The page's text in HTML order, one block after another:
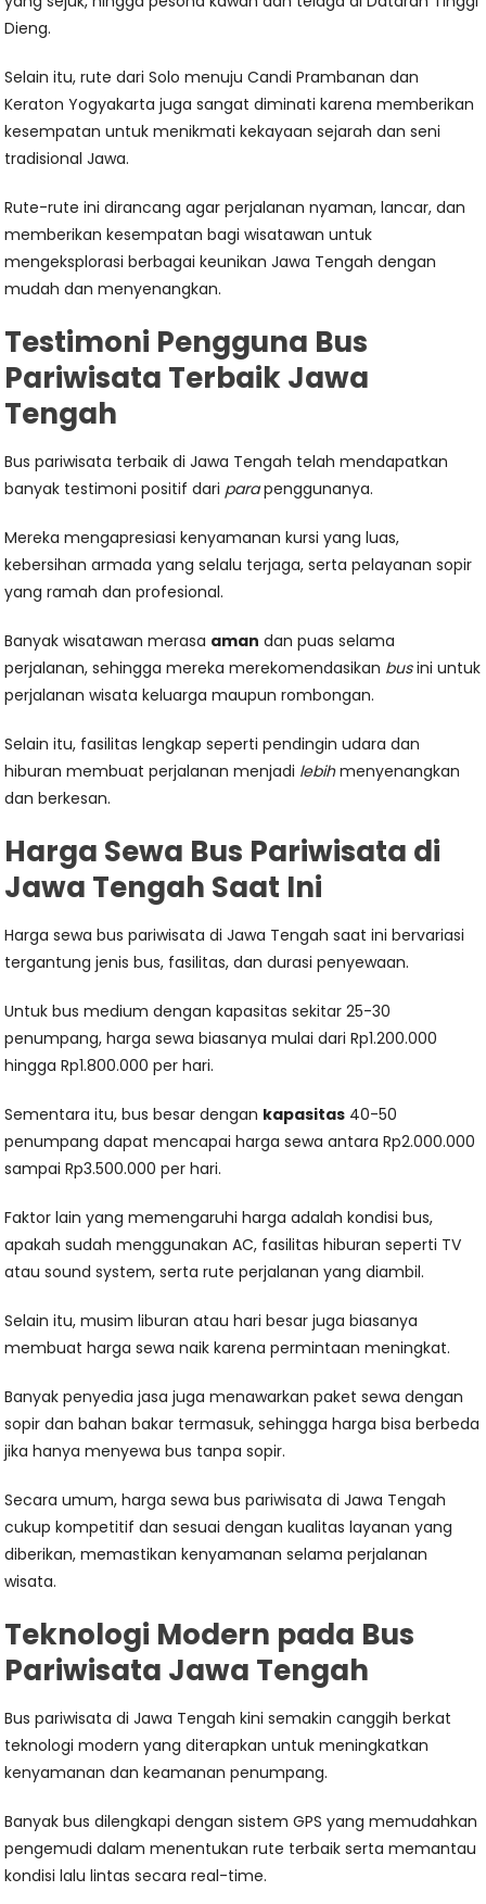
Dieng.
Selain itu, rute dari Solo menuju Candi Prambanan dan
Keraton Yogyakarta juga sangat diminati karena memberikan
kesempatan untuk menikmati kekayaan sejarah dan seni
tradisional Jawa.
Rute-rute ini dirancang agar perjalanan nyaman, lancar, dan
memberikan kesempatan bagi wisatawan untuk
mengeksplorasi berbagai keunikan Jawa Tengah dengan
mudah dan menyenangkan.
Testimoni Pengguna Bus
Pariwisata Terbaik Jawa
Tengah
Bus pariwisata terbaik di Jawa Tengah telah mendapatkan
banyak testimoni positif dari parapenggunanya.
Mereka mengapresiasi kenyamanan kursi yang luas,
kebersihan armada yang selalu terjaga, serta pelayanan sopir
yang ramah dan profesional.
Banyak wisatawan merasa aman dan puas selama
perjalanan, sehingga mereka merekomendasikan busini untuk
perjalanan wisata keluarga maupun rombongan.
Selain itu, fasilitas lengkap seperti pendingin udara dan
hiburan membuat perjalanan menjadi lebihmenyenangkan
dan berkesan.
Harga Sewa Bus Pariwisata di
Jawa Tengah Saat Ini
Harga sewa bus pariwisata di Jawa Tengah saat ini bervariasi
tergantung jenis bus, fasilitas, dan durasi penyewaan.
Untuk bus medium dengan kapasitas sekitar 25-30
penumpang, harga sewa biasanya mulai dari Rp1.200.000
hingga Rp1.800.000 per hari.
Sementara itu, bus besar dengan kapasitas 40-50
penumpang dapat mencapai harga sewa antara Rp2.000.000
sampai Rp3.500.000 per hari.
Faktor lain yang memengaruhi harga adalah kondisi bus,
apakah sudah menggunakan AC, fasilitas hiburan seperti TV
atau sound system, serta rute perjalanan yang diambil.
Selain itu, musim liburan atau hari besar juga biasanya
membuat harga sewa naik karena permintaan meningkat.
Banyak penyedia jasa juga menawarkan paket sewa dengan
sopir dan bahan bakar termasuk, sehingga harga bisa berbeda
jika hanya menyewa bus tanpa sopir.
Secara umum, harga sewa bus pariwisata di Jawa Tengah
cukup kompetitif dan sesuai dengan kualitas layanan yang
diberikan, memastikan kenyamanan selama perjalanan
wisata.
Teknologi Modern pada Bus
Pariwisata Jawa Tengah
Bus pariwisata di Jawa Tengah kini semakin canggih berkat
teknologi modern yang diterapkan untuk meningkatkan
kenyamanan dan keamanan penumpang.
Banyak bus dilengkapi dengan sistem GPS yang memudahkan
pengemudi dalam menentukan rute terbaik serta memantau
kondisi lalu lintas secara real-time.